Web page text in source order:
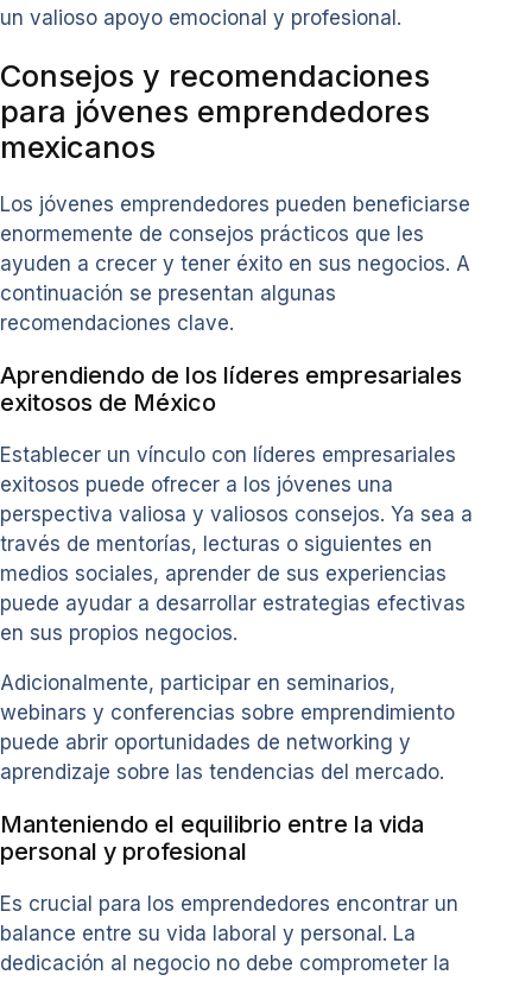
un valioso apoyo emocional y profesional.
Consejos y recomendaciones
para jóvenes emprendedores
mexicanos
Los jóvenes emprendedores pueden beneficiarse
enormemente de consejos prácticos que les
ayuden a crecer y tener éxito en sus negocios. A
continuación se presentan algunas
recomendaciones clave.
Aprendiendo de los líderes empresariales
exitosos de México
Establecer un vínculo con líderes empresariales
exitosos puede ofrecer a los jóvenes una
perspectiva valiosa y valiosos consejos. Ya sea a
través de mentorías, lecturas o siguientes en
medios sociales, aprender de sus experiencias
puede ayudar a desarrollar estrategias efectivas
en sus propios negocios.
Adicionalmente, participar en seminarios,
webinars y conferencias sobre emprendimiento
puede abrir oportunidades de networking y
aprendizaje sobre las tendencias del mercado.
Manteniendo el equilibrio entre la vida
personal y profesional
Es crucial para los emprendedores encontrar un
balance entre su vida laboral y personal. La
dedicación al negocio no debe comprometer la